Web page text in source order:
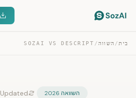
בית/ השווה/
SOZAI VS DESCRIPT
השוואה 2026 Updated מרץ 2026